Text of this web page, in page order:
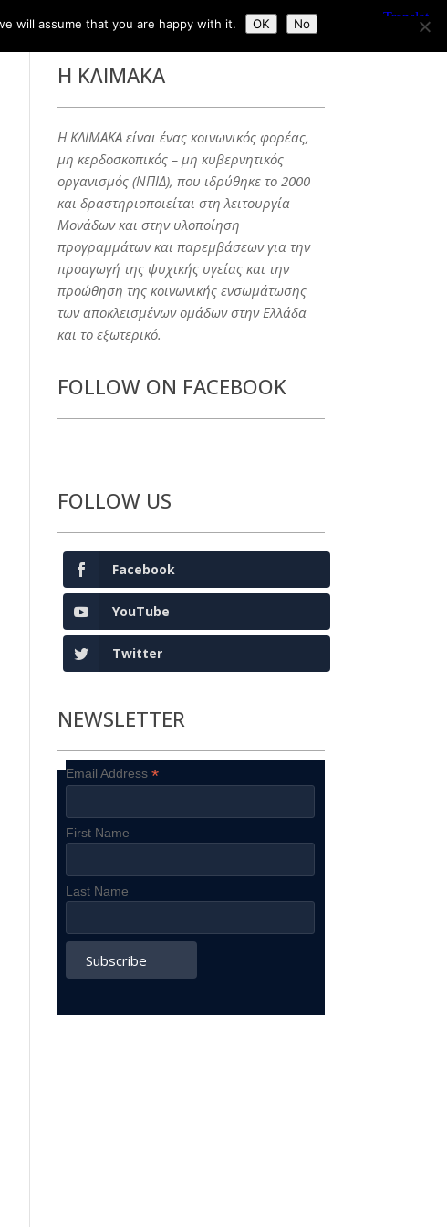
Η ΚΛΙΜΑΚΑ
Η ΚΛΙΜΑΚΑ είναι ένας κοινωνικός φορέας,
μη κερδοσκοπικός – μη κυβερνητικός
οργανισμός (ΝΠΙΔ), που ιδρύθηκε το 2000
και δραστηριοποιείται στη λειτουργία
Μονάδων και στην υλοποίηση
προγραμμάτων και παρεμβάσεων για την
προαγωγή της ψυχικής υγείας και την
προώθηση της κοινωνικής ενσωμάτωσης
των αποκλεισμένων ομάδων στην Ελλάδα
και το εξωτερικό.
FOLLOW ON FACEBOOK
FOLLOW US
Facebook
YouTube
Twitter
NEWSLETTER
Email Address*
First Name
Last Name
will assume that you are happy with it. OK No